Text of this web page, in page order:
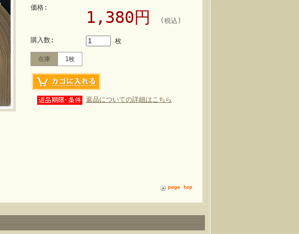
価格:
1,380円 (税込)
購入数: 枚
在庫 1枚
返品についての詳細はこちら
page top